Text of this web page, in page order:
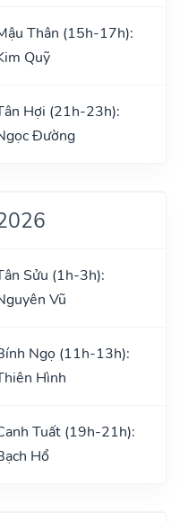
Thân (15h-17h):
Quỹ
Hợi (21h-23h):
Đường
Sửu (1h-3h):
Vũ
Ngọ (11h-13h):
Hình
Tuất (19h-21h):
Hổ